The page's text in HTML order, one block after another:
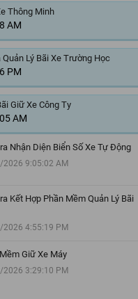
Thông Minh
AM
Lý Bãi Xe Trường Học
PM
Giữ Xe Công Ty
AM
Nhận Diện Biển Số Xe Tự Động
2026 9:05:02 AM
Kết Hợp Phần Mềm Quản Lý Bãi
2026 4:55:19 PM
Giữ Xe Máy
2026 3:29:10 PM